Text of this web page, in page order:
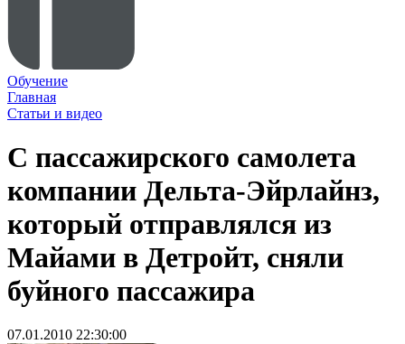
Обучение
Главная
Статьи и видео
С пассажирского самолета
компании Дельта-Эйрлайнз,
который отправлялся из
Майами в Детройт, сняли
буйного пассажира
07.01.2010 22:30:00